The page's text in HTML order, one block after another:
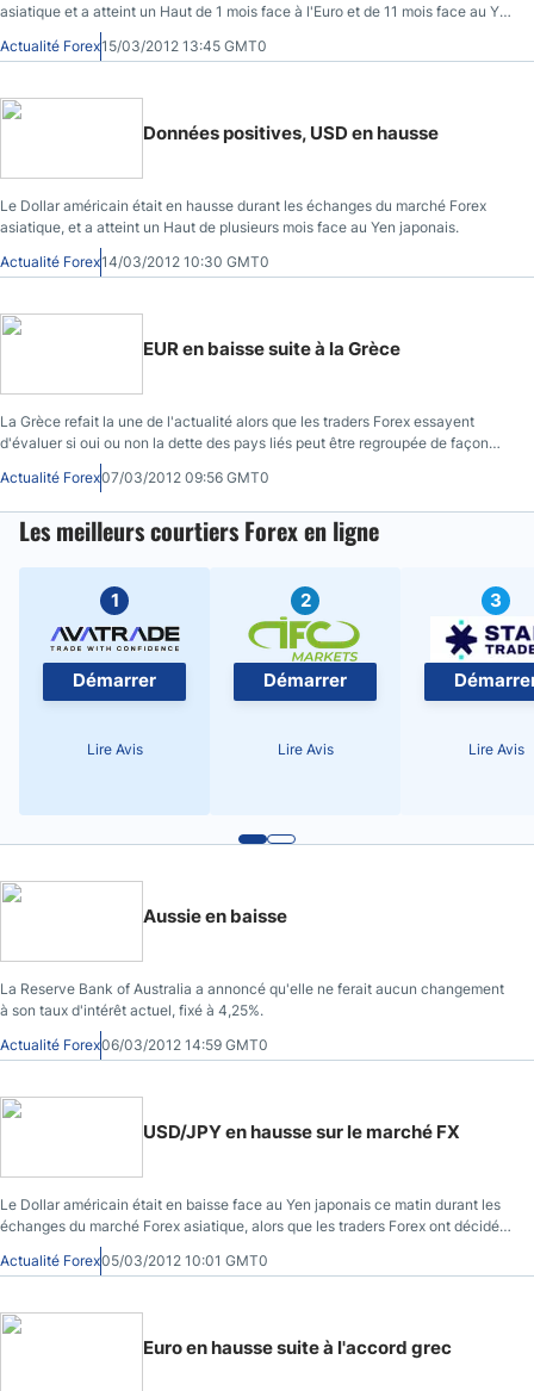
asiatique et a atteint un Haut de 1 mois face à l'Euro et de 11 mois face au Yen
Actualité Forex15/03/2012 13:45 GMT0
Données positives, USD en hausse
Le Dollar américain était en hausse durant les échanges du marché Forex
asiatique, et a atteint un Haut de plusieurs mois face au Yen japonais.
Actualité Forex14/03/2012 10:30 GMT0
EUR en baisse suite à la Grèce
La Grèce refait la une de l'actualité alors que les traders Forex essayent
d'évaluer si oui ou non la dette des pays liés peut être regroupée de façon
satisfaisante afin de la repousser à une nouvelle échéance avec de nouvelles
émissions
Actualité Forex07/03/2012 09:56 GMT0
Les meilleurs courtiers Forex en ligne
1
Démarrer
Lire Avis
2
Démarrer
Lire Avis
3
Lire Avis
Aussie en baisse
La Reserve Bank of Australia a annoncé qu'elle ne ferait aucun changement
à son taux d'intérêt actuel, fixé à 4,25%.
Actualité Forex06/03/2012 14:59 GMT0
USD/JPY en hausse sur le marché FX
Le Dollar américain était en baisse face au Yen japonais ce matin durant les
échanges du marché Forex asiatique, alors que les traders Forex ont décidé
de bénéficier de la hausse récente où un Haut de 9 mois a été atteint.
Actualité Forex05/03/2012 10:01 GMT0
Euro en hausse suite à l'accord grec